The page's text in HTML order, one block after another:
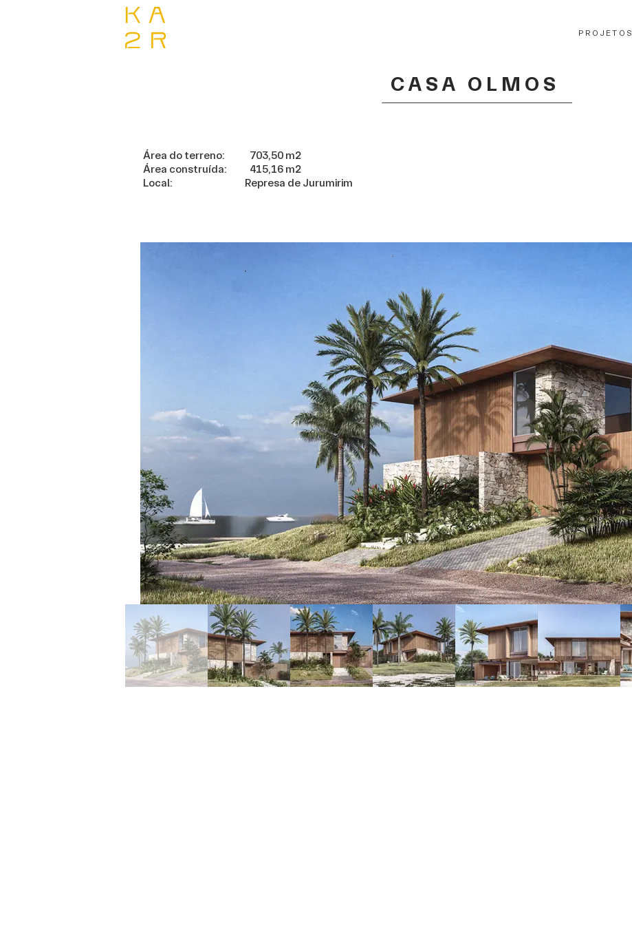
PROJETOS
CASA OLMOS
Área do terreno: 703,50 m²
Área construída: 415,16 m²
Local: Represa de Jurumirim